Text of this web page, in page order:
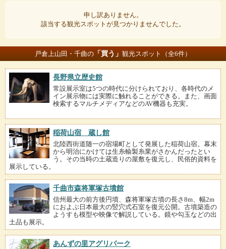
申し訳ありません。
該当する観光スポットが見つかりませんでした。
戸倉上山田・千曲の 「買う」 観光スポット（全6件）
長野県立歴史館
常設展示室は5つの時代に分けられており、各時代のメ
イン展示物には実際に触れることができる。また、画面
検索するマルチメディアなどのAV機器も充実。
稲荷山宿 蔵し館
北陸西街道随一の宿場町として発展した稲荷山宿。幕末
から明治にかけては生糸輸製糸業がさかんだったとい
う。その当時の土蔵造りの屋敷を復元し、民俗的資料を
展示している。
千曲市森将軍塚古墳館
信州最大の前方後円墳、森将軍塚古墳の長さ8m、幅2m
におよぶ日本最大の竪穴式石室を復元公開。古墳築造の
ようすも模型や映像で解説している。鏡や勾玉などの出
土品も展示。
あんずの里アグリパーク